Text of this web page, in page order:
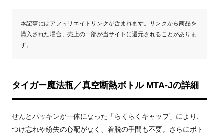
本記事にはアフィリエイトリンクが含まれます。リンクから商品を
購入された場合、売上の一部が当サイトに還元されることがありま
す。
タイガー魔法瓶／真空断熱ボトル MTA-Jの詳細
せんとパッキンが一体になった「らくらくキャップ」により、
つけ忘れや紛失の心配がなく、着脱の手間も不要。さらにボト